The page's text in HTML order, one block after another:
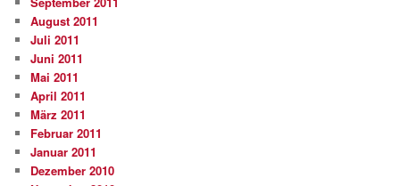
August 2011
Juli 2011
Juni 2011
Mai 2011
April 2011
März 2011
Februar 2011
Januar 2011
Dezember 2010